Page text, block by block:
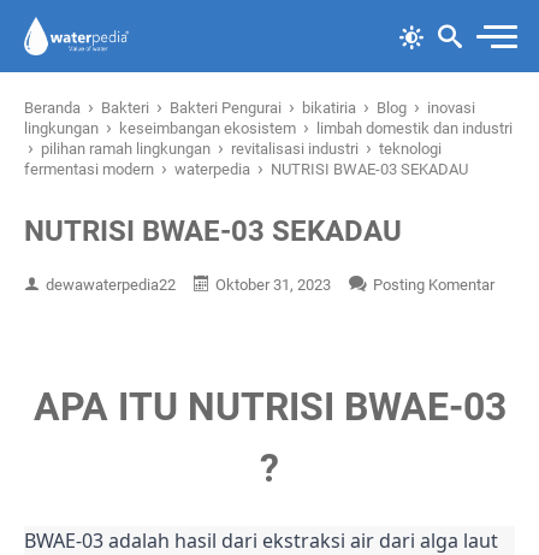
Beranda › Bakteri › Bakteri Pengurai › bikatiria › Blog › inovasi
lingkungan › keseimbangan ekosistem › limbah domestik dan industri
› pilihan ramah lingkungan › revitalisasi industri › teknologi
fermentasi modern › waterpedia › NUTRISI BWAE-03 SEKADAU
NUTRISI BWAE-03 SEKADAU
dewawaterpedia22 Oktober 31, 2023 Posting Komentar
APA ITU NUTRISI BWAE-03
?
BWAE-03 adalah hasil dari ekstraksi air dari alga laut